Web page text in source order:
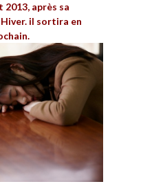
2013, après sa
il sortira en